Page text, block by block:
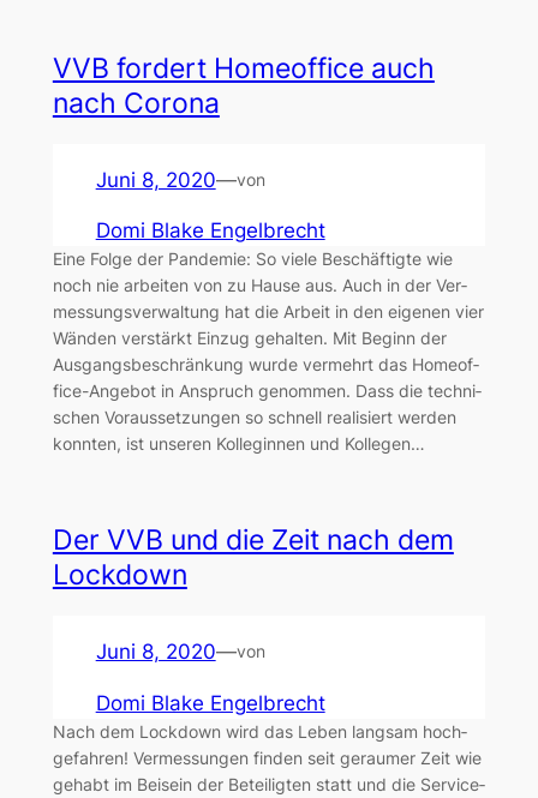
VVB for­dert Home­of­fice auch
nach Coro­na
Juni 8, 2020—von
Domi Blake Engelbrecht
Eine Fol­ge der Pan­de­mie: So vie­le Beschäf­tig­te wie
noch nie arbei­ten von zu Hau­se aus. Auch in der Ver­
mes­sungs­ver­wal­tung hat die Arbeit in den eige­nen vier
Wän­den ver­stärkt Ein­zug gehal­ten. Mit Beginn der
Aus­gangs­be­schrän­kung wur­de ver­mehrt das Home­of­
fice-Ange­bot in Anspruch genom­men. Dass die tech­ni­
schen Vor­aus­set­zun­gen so schnell rea­li­siert wer­den
konn­ten, ist unse­ren Kol­le­gin­nen und Kol­le­gen…
Der VVB und die Zeit nach dem
Lock­down
Juni 8, 2020—von
Domi Blake Engelbrecht
Nach dem Lock­down wird das Leben lang­sam hoch­
ge­fah­ren! Ver­mes­sun­gen fin­den seit gerau­mer Zeit wie
gehabt im Bei­sein der Betei­lig­ten statt und die Ser­vice­